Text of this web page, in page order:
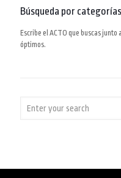
Búsqueda por
Escribe el ACTO que buscas
óptimos.